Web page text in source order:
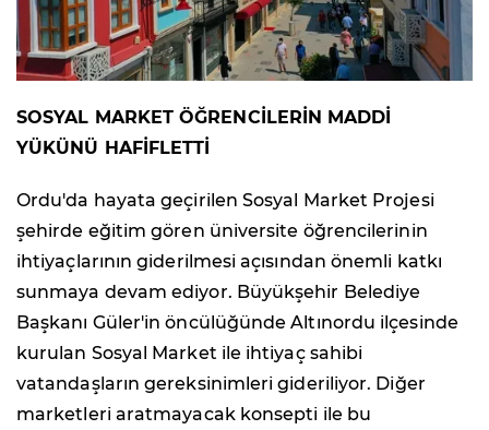
SOSYAL MARKET ÖĞRENCİLERİN MADDİ
YÜKÜNÜ HAFİFLETTİ
Ordu'da hayata geçirilen Sosyal Market Projesi
şehirde eğitim gören üniversite öğrencilerinin
ihtiyaçlarının giderilmesi açısından önemli katkı
sunmaya devam ediyor. Büyükşehir Belediye
Başkanı Güler'in öncülüğünde Altınordu ilçesinde
kurulan Sosyal Market ile ihtiyaç sahibi
vatandaşların gereksinimleri gideriliyor. Diğer
marketleri aratmayacak konsepti ile bu